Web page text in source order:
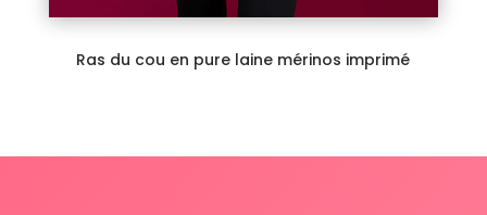
Ras du cou en pure laine mérinos imprimé